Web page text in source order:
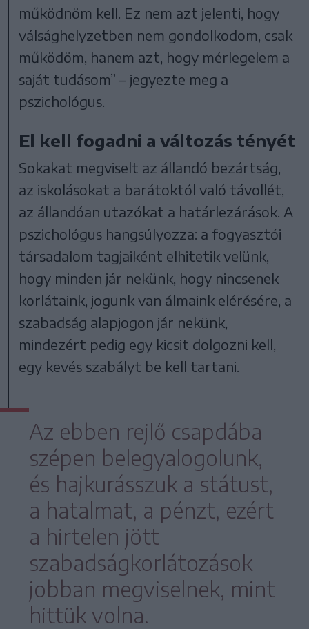
működnöm kell. Ez nem azt jelenti, hogy
válsághelyzetben nem gondolkodom, csak
működöm, hanem azt, hogy mérlegelem a
saját tudásom” – jegyezte meg a
pszichológus.
El kell fogadni a változás tényét
Sokakat megviselt az állandó bezártság,
az iskolásokat a barátoktól való távollét,
az állandóan utazókat a határlezárások. A
pszichológus hangsúlyozza: a fogyasztói
társadalom tagjaiként elhitetik velünk,
hogy minden jár nekünk, hogy nincsenek
korlátaink, jogunk van álmaink elérésére, a
szabadság alapjogon jár nekünk,
mindezért pedig egy kicsit dolgozni kell,
egy kevés szabályt be kell tartani.
Az ebben rejlő csapdába
szépen belegyalogolunk,
és hajkurásszuk a státust,
a hatalmat, a pénzt, ezért
a hirtelen jött
szabadságkorlátozások
jobban megviselnek, mint
hittük volna.